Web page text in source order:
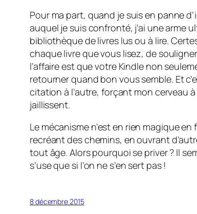
Pour ma part, quand je suis en panne
auquel je suis confronté, j’ai une arme
bibliothèque de livres lus ou à lire.
chaque livre que vous lisez, de
l’affaire est que votre Kindle non
retourner quand bon vous semble. Et
citation à l’autre, forçant mon cerveau
jaillissent.
Le mécanisme n’est en rien magique
recréant des chemins, en ouvrant
tout âge. Alors pourquoi se priver ? Il
s’use que si l’on ne s’en sert pas !
8 décembre 2015